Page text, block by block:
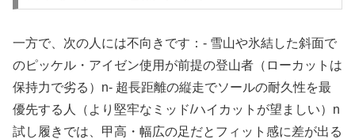
一方で、次の人には不向きです：- 雪山や氷結した斜面で
のピッケル・アイゼン使用が前提の登山者（ローカットは
保持力で劣る）n- 超長距離の縦走でソールの耐久性を最
優先する人（より堅牢なミッド/ハイカットが望ましい）n
試し履きでは、甲高・幅広の足だとフィット感に差が出る